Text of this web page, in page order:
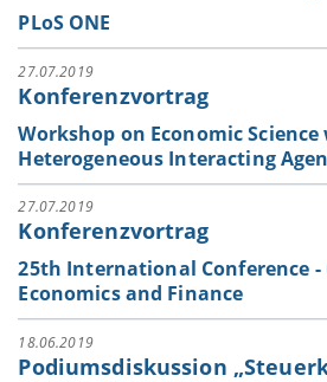
PLoS ONE
27.07.2019
Konferenzvortrag
Workshop on Economic
Heterogeneous Interacting
27.07.2019
Konferenzvortrag
25th International Conference
Economics and Finance
18.06.2019
Podiumsdiskussion